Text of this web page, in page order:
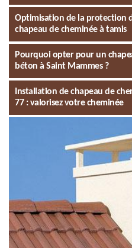
Optimisation de la protection
chapeau de cheminée à tamis
Pourquoi opter pour un
béton à Saint Mammes ?
Installation de chapeau de
77 : valorisez votre cheminée